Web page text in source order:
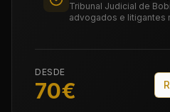
Tribunal Judicial de
advogados e litigantes
DESDE
70€